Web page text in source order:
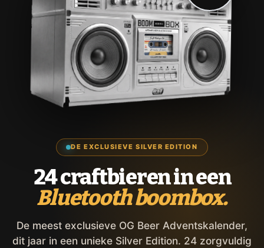
DE EXCLUSIEVE SILVER EDITION
24 craftbieren in een
Bluetooth boombox.
De meest exclusieve OG Beer Adventskalender,
dit jaar in een unieke Silver Edition. 24 zorgvuldig